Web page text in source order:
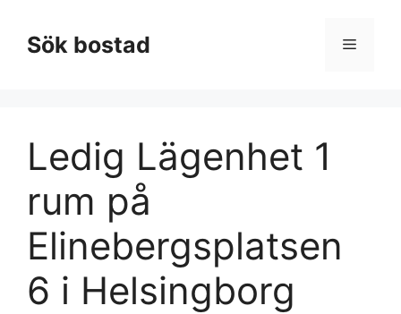
innehållSök bostad Meny
Ledig Lägenhet 1
rum på
Elinebergsplatsen
6 i Helsingborg